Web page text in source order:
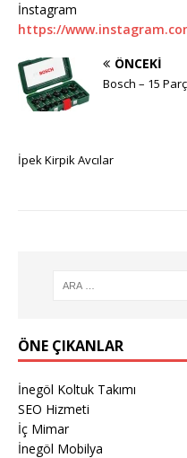
https://
ÖNCEKI
Bosch – 15
İpek Kirpik Avcılar
ÖNE ÇIKANLAR
İnegöl Koltuk Takımı
SEO Hizmeti
İç Mimar
İnegöl Mobilya